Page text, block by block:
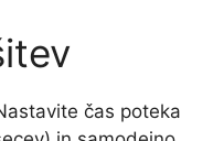
čas poteka